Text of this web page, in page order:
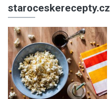
staroceskerecepty.cz